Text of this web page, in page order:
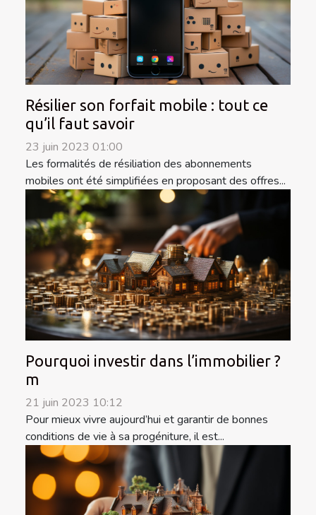
Résilier son forfait mobile : tout ce
qu’il faut savoir
23 juin 2023 01:00
Les formalités de résiliation des abonnements
mobiles ont été simplifiées en proposant des offres...
Pourquoi investir dans l’immobilier ?
m
21 juin 2023 10:12
Pour mieux vivre aujourd’hui et garantir de bonnes
conditions de vie à sa progéniture, il est...